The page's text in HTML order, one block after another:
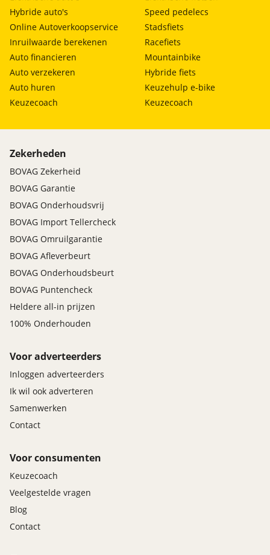
Laadsnelheid maximaal
thuisladen
40 km/u
Type laadpoort snelladen
CCS
Laadvermogen maximaal
snelladen
104 kW
Laadtijd minimaal
snelladen
4 uur, 5 minuten
Laadsnelheid maximaal
340 km/u
Parkeer-assistent
Parkeersensor achter
Parkeersensor voor
Regensensor
Roll Stability Control
Rondomzicht camera
Startblokkering
Vermoeidheids herkenning
Hybride auto's
Online Autoverkoopservice
Inruilwaarde berekenen
Auto financieren
Auto verzekeren
Auto huren
Keuzecoach
Speed pedelecs
Stadsfiets
Racefiets
Mountainbike
Hybride fiets
Keuzehulp e-bike
Keuzecoach
Zekerheden
BOVAG Zekerheid
BOVAG Garantie
BOVAG Onderhoudsvrij
BOVAG Import Tellercheck
BOVAG Omruilgarantie
BOVAG Afleverbeurt
BOVAG Onderhoudsbeurt
BOVAG Puntencheck
Heldere all-in prijzen
100% Onderhouden
Voor adverteerders
Inloggen adverteerders
Ik wil ook adverteren
Samenwerken
Contact
Voor consumenten
Keuzecoach
Veelgestelde vragen
Blog
Contact